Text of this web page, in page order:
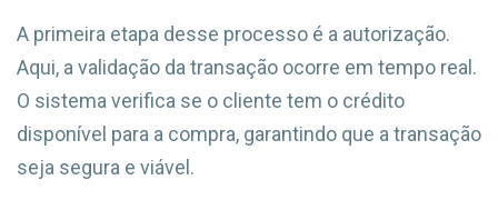
A primeira etapa desse processo é a autorização.
Aqui, a validação da transação ocorre em tempo real.
O sistema verifica se o cliente tem o crédito
disponível para a compra, garantindo que a transação
seja segura e viável.